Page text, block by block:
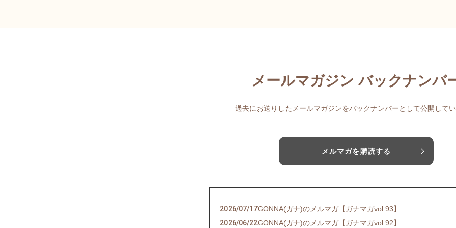
メールマガジン バックナンバ
過去にお送りしたメールマガジンをバックナンバーとして公開してい
メルマガを購読する
2026/07/17GONNA(ガナ)のメルマガ【ガナマガvol.93】
2026/06/22GONNA(ガナ)のメルマガ【ガナマガvol.92】